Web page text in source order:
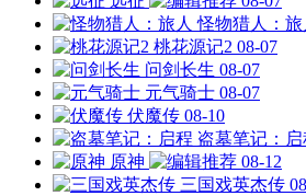
怪物猎人：旅
桃花源记2 08-07
问剑长生 08-07
元气骑士 08-07
伏魔传 08-10
盗墓笔记：启
原神
08-12
三国戏英杰传